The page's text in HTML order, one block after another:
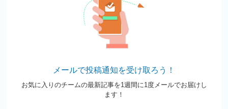
メールで投稿通知を受け取ろう！
お気に入りのチームの最新記事を1週間に1度メールでお届けし
ます！